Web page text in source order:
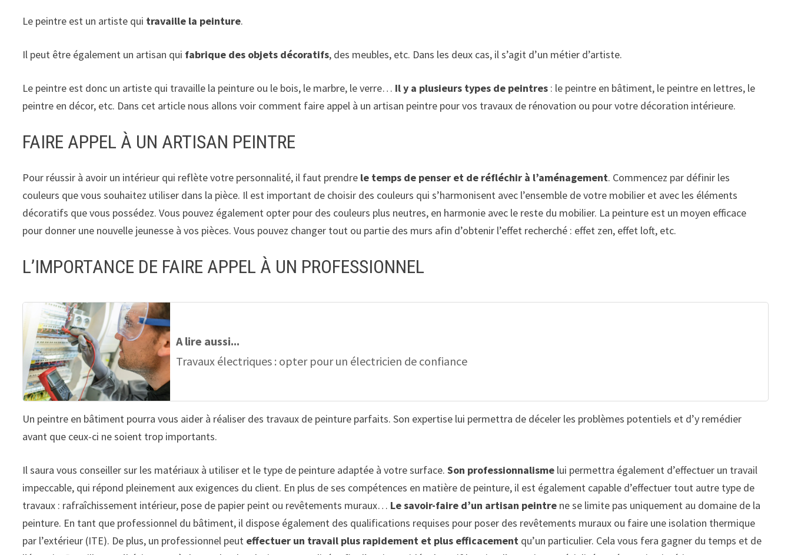
Le peintre est un artiste qui travaille la peinture.
Il peut être également un artisan qui fabrique des objets décoratifs, des meubles, etc. Dans les deux cas, il s’agit d’un métier d’artiste.
Le peintre est donc un artiste qui travaille la peinture ou le bois, le marbre, le verre… Il y a plusieurs types de peintres : le peintre en bâtiment, le peintre en lettres, le
peintre en décor, etc. Dans cet article nous allons voir comment faire appel à un artisan peintre pour vos travaux de rénovation ou pour votre décoration intérieure.
FAIRE APPEL À UN ARTISAN PEINTRE
Pour réussir à avoir un intérieur qui reflète votre personnalité, il faut prendre le temps de penser et de réfléchir à l’aménagement. Commencez par définir les
couleurs que vous souhaitez utiliser dans la pièce. Il est important de choisir des couleurs qui s’harmonisent avec l’ensemble de votre mobilier et avec les éléments
décoratifs que vous possédez. Vous pouvez également opter pour des couleurs plus neutres, en harmonie avec le reste du mobilier. La peinture est un moyen efficace
pour donner une nouvelle jeunesse à vos pièces. Vous pouvez changer tout ou partie des murs afin d’obtenir l’effet recherché : effet zen, effet loft, etc.
L’IMPORTANCE DE FAIRE APPEL À UN PROFESSIONNEL
A lire aussi...
Travaux électriques : opter pour un électricien de confiance
Un peintre en bâtiment pourra vous aider à réaliser des travaux de peinture parfaits. Son expertise lui permettra de déceler les problèmes potentiels et d’y remédier
avant que ceux-ci ne soient trop importants.
Il saura vous conseiller sur les matériaux à utiliser et le type de peinture adaptée à votre surface. Son professionnalisme lui permettra également d’effectuer un travail
impeccable, qui répond pleinement aux exigences du client. En plus de ses compétences en matière de peinture, il est également capable d’effectuer tout autre type de
travaux : rafraîchissement intérieur, pose de papier peint ou revêtements muraux… Le savoir-faire d’un artisan peintre ne se limite pas uniquement au domaine de la
peinture. En tant que professionnel du bâtiment, il dispose également des qualifications requises pour poser des revêtements muraux ou faire une isolation thermique
par l’extérieur (ITE). De plus, un professionnel peut effectuer un travail plus rapidement et plus efficacement qu’un particulier. Cela vous fera gagner du temps et de